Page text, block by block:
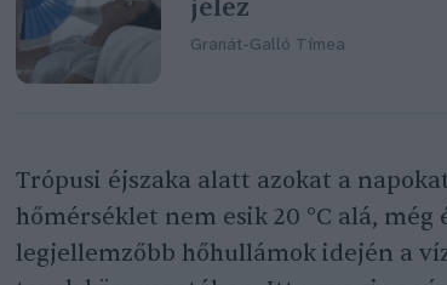
jelez
Granát-Galló Tímea
Trópusi éjszaka alatt azokat a
hőmérséklet nem esik 20 °C alá, még
legjellemzőbb hőhullámok idején a